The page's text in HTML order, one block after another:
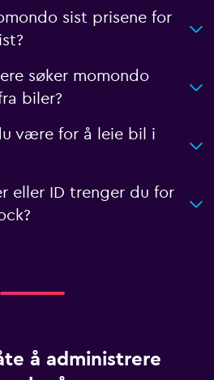
sist prisene for
søker momondo
biler?
være for å leie bil i
eller ID trenger du for
å administrere